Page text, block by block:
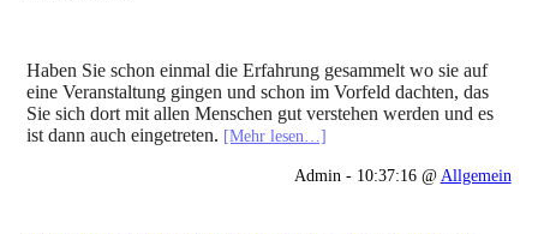
Haben Sie schon einmal die Erfahrung gesammelt wo sie auf
eine Veranstaltung gingen und schon im Vorfeld dachten, das
Sie sich dort mit allen Menschen gut verstehen werden und es
ist dann auch eingetreten. [Mehr lesen…]
Admin - 10:37:16 @ Allgemein